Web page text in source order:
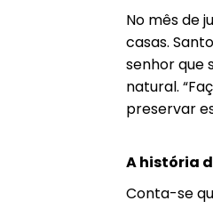
No mês de
casas.
senhor que
natural.
preservar
A história
Conta-se